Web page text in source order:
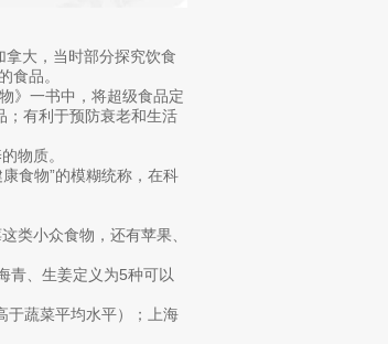
大，当时部分探究饮食
食品。
》一书中，将超级食品定
；有利于预防衰老和生活
物质。
食物”的模糊统称，在科
类小众食物，还有苹果、
青、生姜定义为5种可以
于蔬菜平均水平）；上海